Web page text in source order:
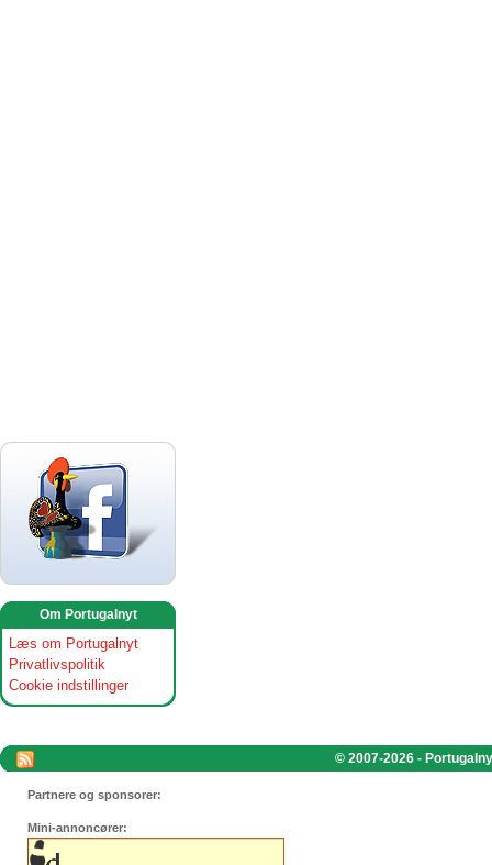
Om Portugalnyt
Læs om Portugalnyt
Privatlivspolitik
Cookie indstillinger
© 2007-2026 -
Partnere og sponsorer:
Mini-annoncører: